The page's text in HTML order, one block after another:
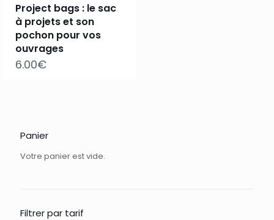
Project bags : le sac
à projets et son
pochon pour vos
ouvrages
6.00€
Panier
Votre panier est vide.
Filtrer par tarif